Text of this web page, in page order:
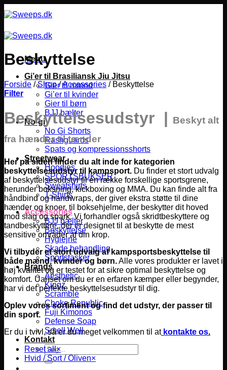
til
Menu
Gi’er til Brasiliansk Jiu Jitsu
Gier til mænd
Gi’er til kvinder
Gier til børn
BJJ bælter
No-gi
No Gi Shorts
Rashguards
Spats og kompressionsshorts
Streetwear
Hoodies
SPORTSBUKSER
Sweatshirts
T-Shirts
Accessories
BJJ bælter
Beskyttelse
Hygiejne
Skade behandling
Sportstasker
Brands
Aesthetic
Kingz
Scramble
Choke Republic
Fuji Kimonos
Defense Soap
Smell Well
Kontakt
Søg
efter:
Beskyttelse
Forside / Shop /Accessories /Beskyttelse
Filter
Beskyttelsesudstyr | Beskyt alt
fra hænder til tænder
Her på siden finder du alt inde for kategorien
beskyttelsesudstyr til kampsport. Du finder et stort udvalg
af beskyttelsesudstyr til en række forskellige sportsgrene,
herunder boksning, kickboxing og MMA. Du kan finde alt fra
håndbind og handwraps, der giver ekstra støtte til dine
hænder og knoer, til boksehjelme, der beskytter dit hoved
mod slag og spark. Vi forhandler også skridtbeskyttere og
tandbeskyttere, der er designet til at beskytte de mest
sensitive områder af din krop.
Vi tilbyder et stort udvalg af kampsportsbeskyttelse til
både mænd, kvinder og børn.Alle vores produkter er lavet i
høj kvalitet og er testet for at sikre optimal beskyttelse og
komfort. Uanset om du er en erfaren kæmper eller begynder,
har vi det perfekte beskyttelsesudstyr til dig.
Oplev vores sortiment og find det udstyr, der passer til
din sport.
Er du i tvivl, så er du meget velkommen til at kontakte os.
Reset all×
Hvid / Sort / Oliven×